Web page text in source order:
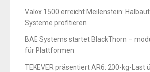
Valox 1500 erreicht Meilenstein:
Systeme profitieren
BAE Systems startet BlackThorn –
für Plattformen
TEKEVER präsentiert AR6: 200-kg-Last